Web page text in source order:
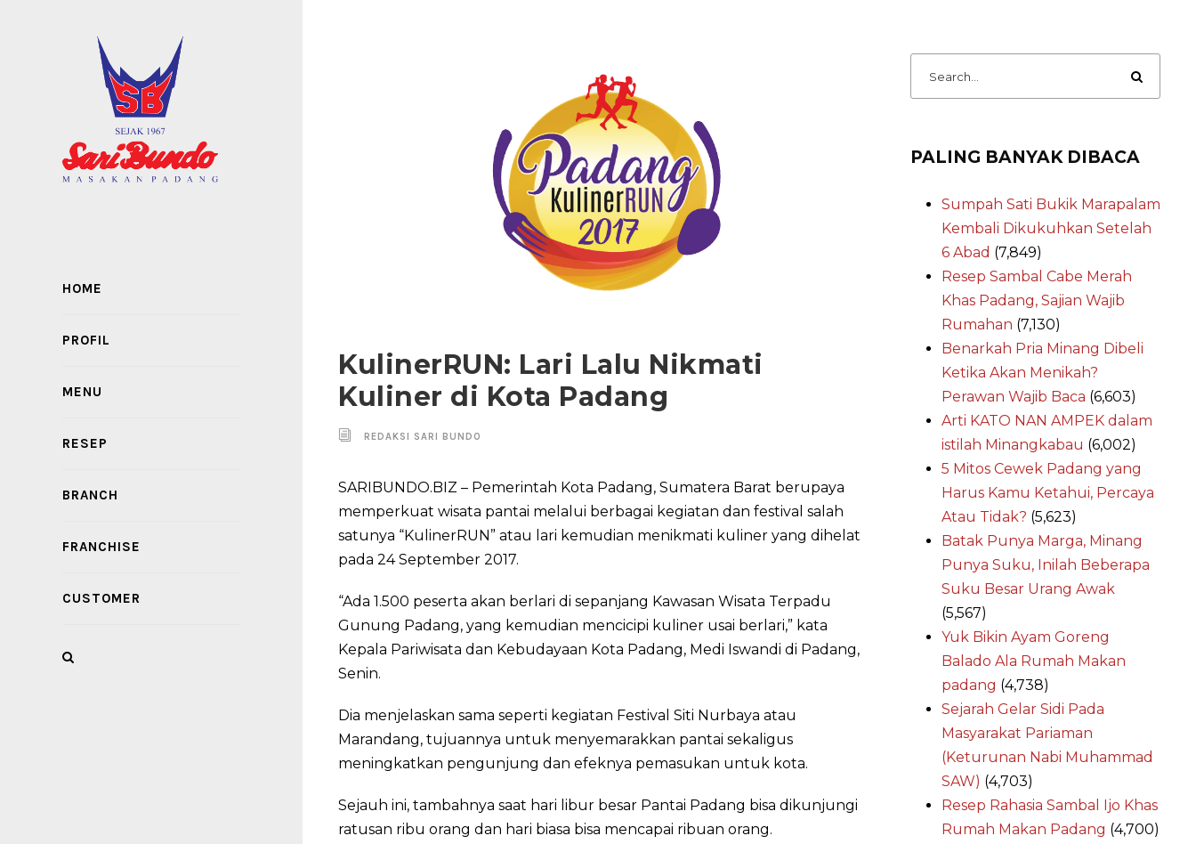
HOME
PROFIL
MENU
RESEP
BRANCH
FRANCHISE
CUSTOMER
KulinerRUN: Lari Lalu Nikmati
Kuliner di Kota Padang
REDAKSI SARI BUNDO
SARIBUNDO.BIZ – Pemerintah Kota Padang, Sumatera Barat berupaya
memperkuat wisata pantai melalui berbagai kegiatan dan festival salah
satunya “KulinerRUN” atau lari kemudian menikmati kuliner yang dihelat
pada 24 September 2017.
“Ada 1.500 peserta akan berlari di sepanjang Kawasan Wisata Terpadu
Gunung Padang, yang kemudian mencicipi kuliner usai berlari,” kata
Kepala Pariwisata dan Kebudayaan Kota Padang, Medi Iswandi di Padang,
Senin.
Dia menjelaskan sama seperti kegiatan Festival Siti Nurbaya atau
Marandang, tujuannya untuk menyemarakkan pantai sekaligus
meningkatkan pengunjung dan efeknya pemasukan untuk kota.
Sejauh ini, tambahnya saat hari libur besar Pantai Padang bisa dikunjungi
ratusan ribu orang dan hari biasa bisa mencapai ribuan orang.
PALING BANYAK DIBACA
Sumpah Sati Bukik Marapalam
Kembali Dikukuhkan Setelah
6 Abad (7,849)
Resep Sambal Cabe Merah
Khas Padang, Sajian Wajib
Rumahan (7,130)
Benarkah Pria Minang Dibeli
Ketika Akan Menikah?
Perawan Wajib Baca (6,603)
Arti KATO NAN AMPEK dalam
istilah Minangkabau (6,002)
5 Mitos Cewek Padang yang
Harus Kamu Ketahui, Percaya
Atau Tidak? (5,623)
Batak Punya Marga, Minang
Punya Suku, Inilah Beberapa
Suku Besar Urang Awak
(5,567)
Yuk Bikin Ayam Goreng
Balado Ala Rumah Makan
padang (4,738)
Sejarah Gelar Sidi Pada
Masyarakat Pariaman
(Keturunan Nabi Muhammad
SAW) (4,703)
Resep Rahasia Sambal Ijo Khas
Rumah Makan Padang (4,700)